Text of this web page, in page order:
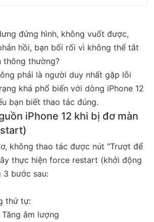
đứng hình, không vuốt được,
hồi, bạn bối rối vì không thể tắt
thông thường?
phải là người duy nhất gặp lỗi
khá phổ biến với dòng iPhone 12
bạn biết thao tác đúng.
iPhone 12 khi bị đơ màn
không thao tác được nút "Trượt để
thực hiện force restart (khởi động
bước sau:
thứ tự:
âm lượng